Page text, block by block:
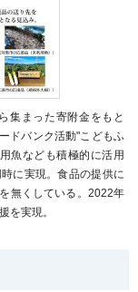
集まった寄附金をもと
ドバンク活動"こどもふ
魚なども積極的に活用
に実現。食品の提供に
無くしている。2022年
を実現。